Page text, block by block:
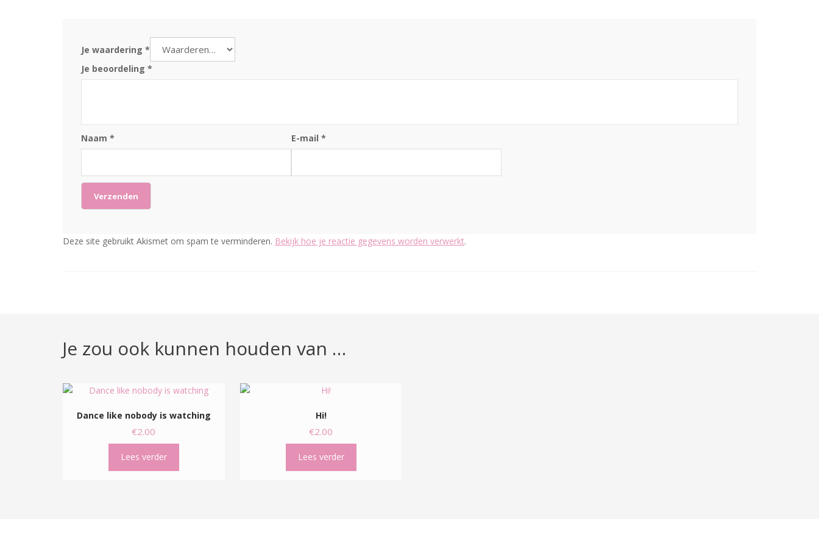
Je waardering *
Je beoordeling *
Naam * E-mail *
Deze site gebruikt Akismet om spam te verminderen. Bekijk hoe je reactie gegevens worden verwerkt.
Je zou ook kunnen houden van …
Dance like nobody is watching
€2.00
Lees verder
Hi!
€2.00
Lees verder